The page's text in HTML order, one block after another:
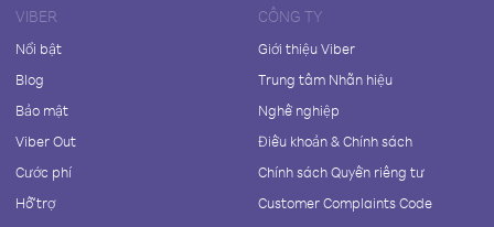
VIBER
Nổi bật
Blog
Bảo mật
Viber Out
Cước phí
Hỗ trợ
CÔNG TY
Giới thiệu Viber
Trung tâm Nhãn hiệu
Nghề nghiệp
Điều khoản & Chính sách
Chính sách Quyền riêng tư
Customer Complaints Code